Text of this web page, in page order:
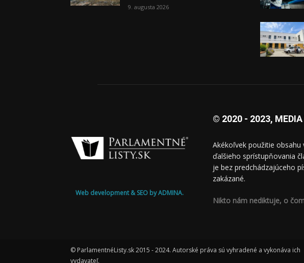
9. augusta 2026
Web development & SEO by ADMINA.
© 2020 - 2023, MEDIA
Akékoľvek použitie
ďalšieho sprístupňovania
je bez predchádzajúceho
zakázané.
Nikto nám nediktuje, o
© ParlamentnéListy.sk 2015 - 2024. Autorské práva sú vyhradené a vykonáva ich
vydavateľ.